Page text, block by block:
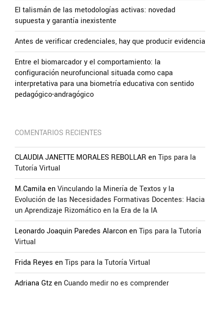
El talismán de las metodologías activas: novedad
supuesta y garantía inexistente
Antes de verificar credenciales, hay que producir evidencia
Entre el biomarcador y el comportamiento: la
configuración neurofuncional situada como capa
interpretativa para una biometría educativa con sentido
pedagógico-andragógico
COMENTARIOS RECIENTES
CLAUDIA JANETTE MORALES REBOLLAR enTips para la
Tutoría Virtual
M.Camila enVinculando la Minería de Textos y la
Evolución de las Necesidades Formativas Docentes: Hacia
un Aprendizaje Rizomático en la Era de la IA
Leonardo Joaquin Paredes AlarconenTips para la Tutoría
Virtual
Frida Reyes enTips para la Tutoría Virtual
Adriana GtzenCuando medir no es comprender